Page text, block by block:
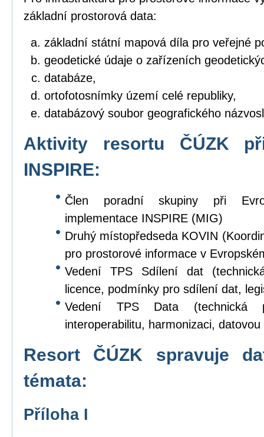
základní prostorová data:
základní státní mapová díla pro veřejné
geodetické údaje o zařízeních
databáze,
ortofotosnímky území celé republiky,
databázový soubor geografického
Aktivity resortu ČÚZK
INSPIRE:
Člen poradní skupiny při
implementace INSPIRE (MIG)
Druhý místopředseda KOVIN
pro prostorové informace v
Vedení TPS Sdílení dat
licence, podmínky pro sdílení dat,
Vedení TPS Data (technická
interoperabilitu, harmonizaci,
Resort ČÚZK spravuje
témata:
Příloha I